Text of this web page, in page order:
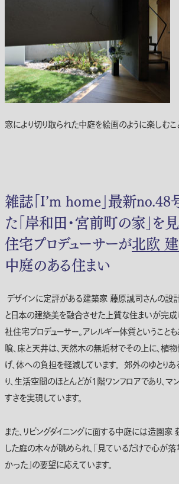
窓により切り取られた中庭を絵画のように楽しむこ
雑誌｢I’m home｣最新no.48
た「岸和田・宮前町の家」を見
住宅プロデューサーが北欧
中庭のある住まい
デザインに定評がある建築家 藤原誠司さんの設
と日本の建築美を融合させた上質な住まいが完成
社住宅プロデューサー。アレルギー体質ということ
喰、床と天井は、天然木の無垢材でその上に、植
げ、体への負担を軽減しています。 郊外のゆとり
り、生活空間のほとんどが1階ワンフロアであり、
すさを実現しています。
また、リビングダイニングに面する中庭には造園家
した庭の木々が眺められ、「見ているだけで心が
かった」の要望に応えています。